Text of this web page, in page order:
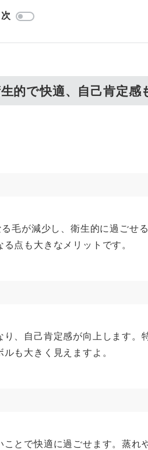
的で快適、自己肯定感
毛が減少し、衛生的に過ごせる
点も大きなメリットです。
、自己肯定感が向上します。
も大きく見えますよ。
とで快適に過ごせます。蒸れ